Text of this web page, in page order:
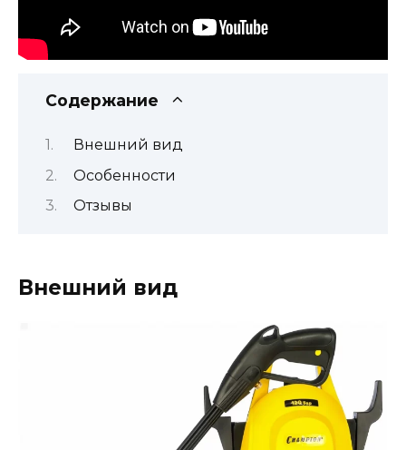
Содержание
Внешний вид
Особенности
Отзывы
Внешний вид